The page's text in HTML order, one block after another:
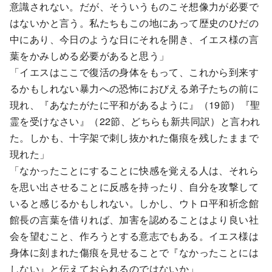
意識されない。だが、そういうものこそ想像力が必要で
はないかと言う。私たちもこの地にあって歴史のひだの
中にあり、今日のような日にそれを開き、イエス様の言
葉をかみしめる必要があると思う」
「イエスはここで復活の身体をもって、これから到来す
るかもしれない暴力への恐怖におびえる弟子たちの前に
現れ、『あなたがたに平和があるように』（19節）『聖
霊を受けなさい』（22節、どちらも新共同訳）と言われ
た。しかも、十字架で刺し抜かれた傷痕を残したままで
現れた」
「なかったことにすることに快感を覚える人は、それら
を思い出させることに反感を持ったり、自分を攻撃して
いると感じるかもしれない。しかし、ウトロ平和祈念館
館長の言葉を借りれば、加害を認めることはより良い社
会を望むこと、作ろうとする意志でもある。イエス様は
身体に刻まれた傷痕を見せることで『なかったことには
しない』と伝えておられるのではないか」